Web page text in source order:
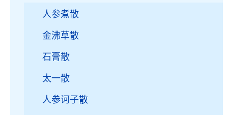
人参煮散
金沸草散
石膏散
太一散
人参诃子散